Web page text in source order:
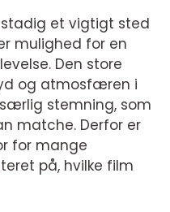
et vigtigt sted
mulighed for en
Den store
og atmosfæren i
stemning, som
matche. Derfor er
for mange
på, hvilke film